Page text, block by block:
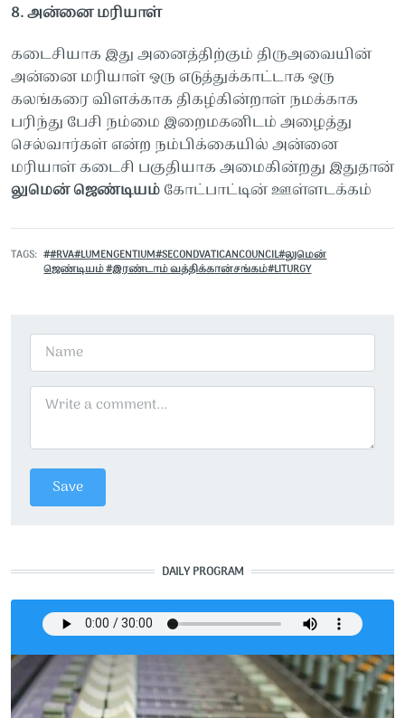
8.அன்னை மரியாள்
கடைசியாகஇதுஅனைத்திற்கும்திருஅவையின்
அன்னை மரியாள்ஒருஎடுத்துக்காட்டாகஒரு
கலங்கரைவிளக்காகதிகழ்கின்றாள் நமக்காக
பரிந்து பேசி நம்மைஇறைமகனிடம்அழைத்து
செல்வார்கள்என்ற நம்பிக்கையில்அன்னை
மரியாள்கடைசி பகுதியாகஅமைகின்றதுஇதுதான்
லுமென் ஜெண்டியம் கோட்பாட்டின்ஊள்ளடக்கம்
TAGS
#RVA#LUMENGENTIUM#SECONDVATICANCOUNCIL#லுமென்
ஜெண்டியம் #இரண்டாம் வத்திக்கான்சங்கம்#LITURGY
DAILY PROGRAM